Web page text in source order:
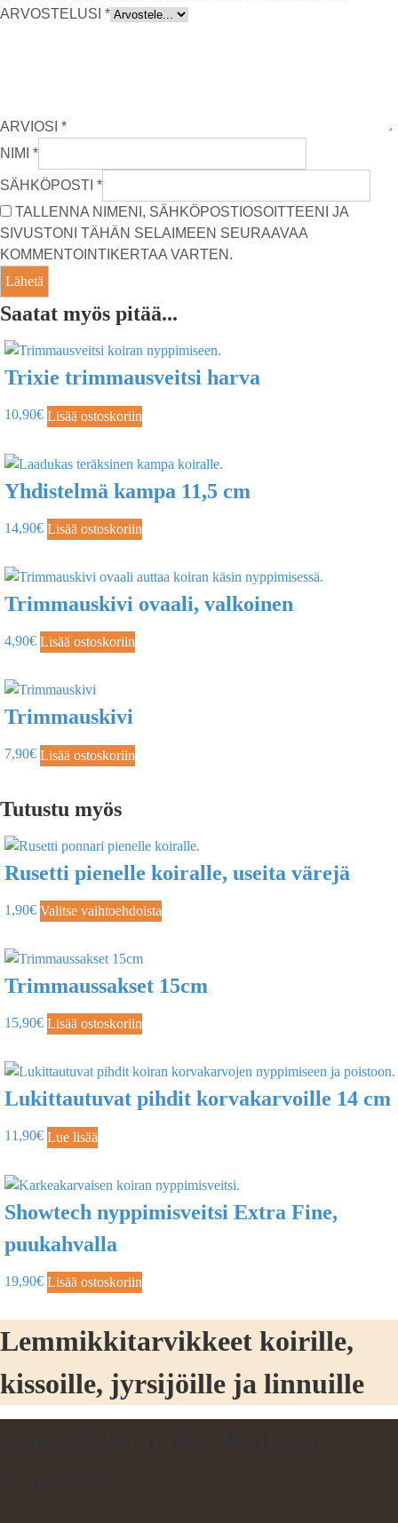
ARVOSTELUSI *
ARVIOSI *
NIMI *
SÄHKÖPOSTI *
TALLENNA NIMENI, SÄHKÖPOSTIOSOITTEENI JA
SIVUSTONI TÄHÄN SELAIMEEN SEURAAVAA
KOMMENTOINTIKERTAA VARTEN.
Saatat myös pitää...
Trixie trimmausveitsi harva
10,90€ Lisää ostoskoriin
Yhdistelmä kampa 11,5 cm
14,90€ Lisää ostoskoriin
Trimmauskivi ovaali, valkoinen
4,90€ Lisää ostoskoriin
Trimmauskivi
7,90€ Lisää ostoskoriin
Tutustu myös
Rusetti pienelle koiralle, useita värejä
1,90€ Valitse vaihtoehdoista
Trimmaussakset 15cm
15,90€ Lisää ostoskoriin
Lukittautuvat pihdit korvakarvoille 14 cm
11,90€ Lue lisää
Showtech nyppimisveitsi Extra Fine,
puukahvalla
19,90€ Lisää ostoskoriin
Lemmikkitarvikkeet koirille,
kissoille, jyrsijöille ja linnuille